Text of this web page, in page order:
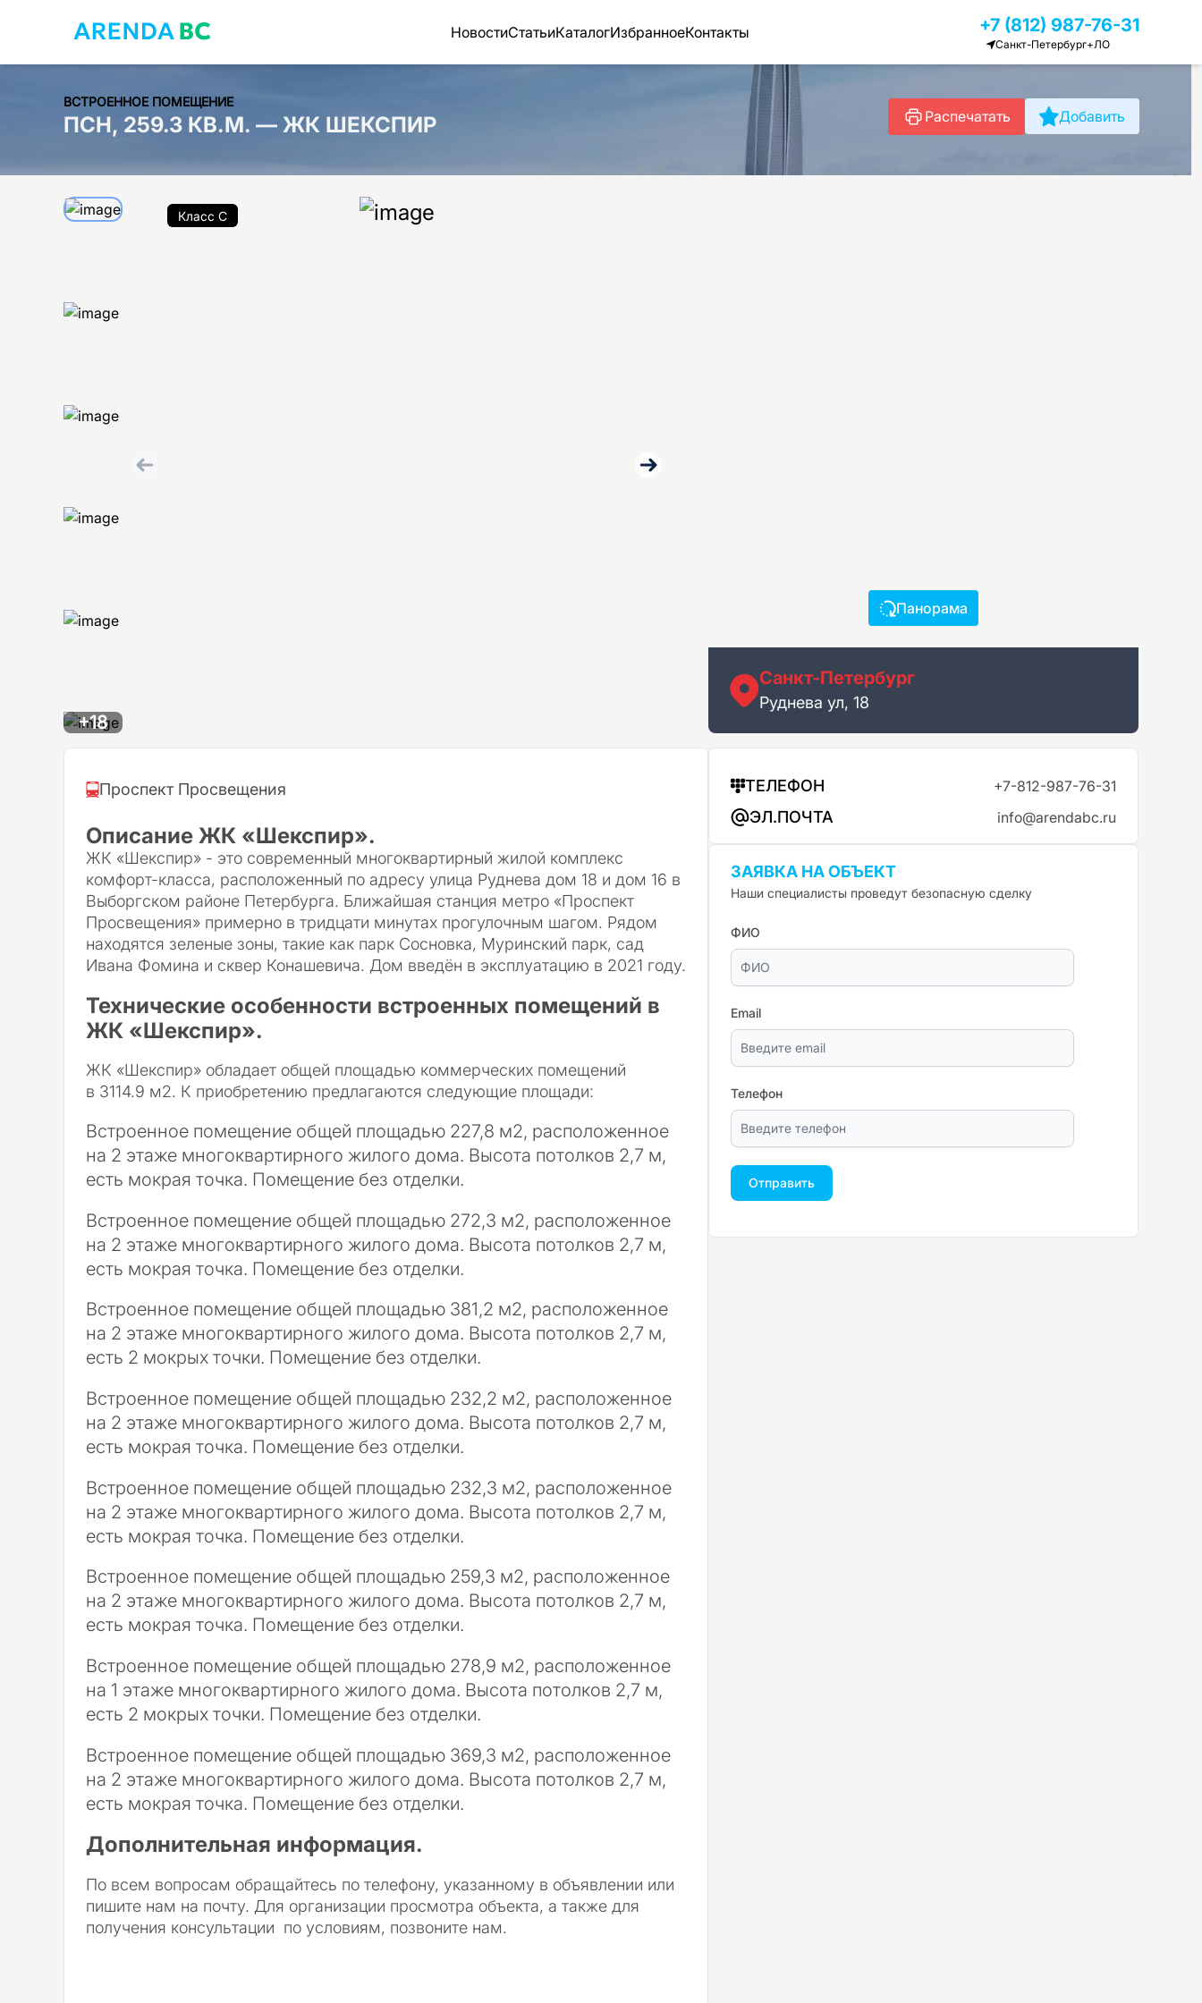
НовостиСтатьиКаталогИзбранноеКонтакты +7 (812) 987-76-31
Санкт-Петербург+ЛО
ВСТРОЕННОЕ ПОМЕЩЕНИЕ
ПСН, 259.3 КВ.М. — ЖК ШЕКСПИР Распечатать Добавить
Класс C
+18
Проспект Просвещения
Описание ЖК «Шекспир».
ЖК «Шекспир» - это современный многоквартирный жилой комплекс
комфорт-класса, расположенный по адресу улица Руднева дом 18 и дом 16 в
Выборгском районе Петербурга. Ближайшая станция метро «Проспект
Просвещения» примерно в тридцати минутах прогулочным шагом. Рядом
находятся зеленые зоны, такие как парк Сосновка, Муринский парк, сад
Ивана Фомина и сквер Конашевича. Дом введён в эксплуатацию в 2021 году.
Технические особенности встроенных помещений в
ЖК «Шекспир».
ЖК «Шекспир» обладает общей площадью коммерческих помещений
в 3114.9 м2. К приобретению предлагаются следующие площади:
Встроенное помещение общей площадью 227,8 м2, расположенное
на 2 этаже многоквартирного жилого дома. Высота потолков 2,7 м,
есть мокрая точка. Помещение без отделки.
Встроенное помещение общей площадью 272,3 м2, расположенное
на 2 этаже многоквартирного жилого дома. Высота потолков 2,7 м,
есть мокрая точка. Помещение без отделки.
Встроенное помещение общей площадью 381,2 м2, расположенное
на 2 этаже многоквартирного жилого дома. Высота потолков 2,7 м,
есть 2 мокрых точки. Помещение без отделки.
Встроенное помещение общей площадью 232,2 м2, расположенное
на 2 этаже многоквартирного жилого дома. Высота потолков 2,7 м,
есть мокрая точка. Помещение без отделки.
Встроенное помещение общей площадью 232,3 м2, расположенное
на 2 этаже многоквартирного жилого дома. Высота потолков 2,7 м,
есть мокрая точка. Помещение без отделки.
Встроенное помещение общей площадью 259,3 м2, расположенное
на 2 этаже многоквартирного жилого дома. Высота потолков 2,7 м,
есть мокрая точка. Помещение без отделки.
Встроенное помещение общей площадью 278,9 м2, расположенное
на 1 этаже многоквартирного жилого дома. Высота потолков 2,7 м,
есть 2 мокрых точки. Помещение без отделки.
Встроенное помещение общей площадью 369,3 м2, расположенное
на 2 этаже многоквартирного жилого дома. Высота потолков 2,7 м,
есть мокрая точка. Помещение без отделки.
Дополнительная информация.
По всем вопросам обращайтесь по телефону, указанному в объявлении или
пишите нам на почту. Для организации просмотра объекта, а также для
получения консультации по условиям, позвоните нам.
Панорама
Санкт-Петербург
Руднева ул, 18
ТЕЛЕФОН +7-812-987-76-31
ЭЛ.ПОЧТА info@arendabc.ru
ЗАЯВКА НА ОБЪЕКТ
Наши специалисты проведут безопасную сделку
ФИО
Email
Телефон
Отправить